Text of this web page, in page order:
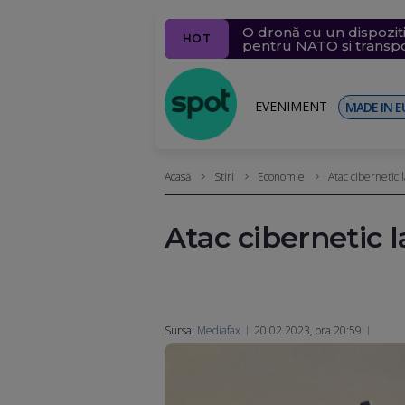
HOT O dronă cu un
pentru NATO și
Percheziții la Cătălin
prezidențial
O dronă a fost găsită
Mirabela Grădinaru,
terenuri, datorii și
Peste 14.000 de
EVENIMENT MADE IN
Acasă Stiri Economie Atac cibernetic
Atac cibernetic
Sursa: Mediafax 20.02.2023, ora 20:59